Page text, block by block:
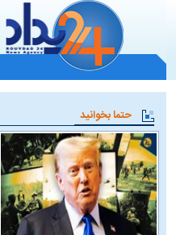
حتما بخوانید